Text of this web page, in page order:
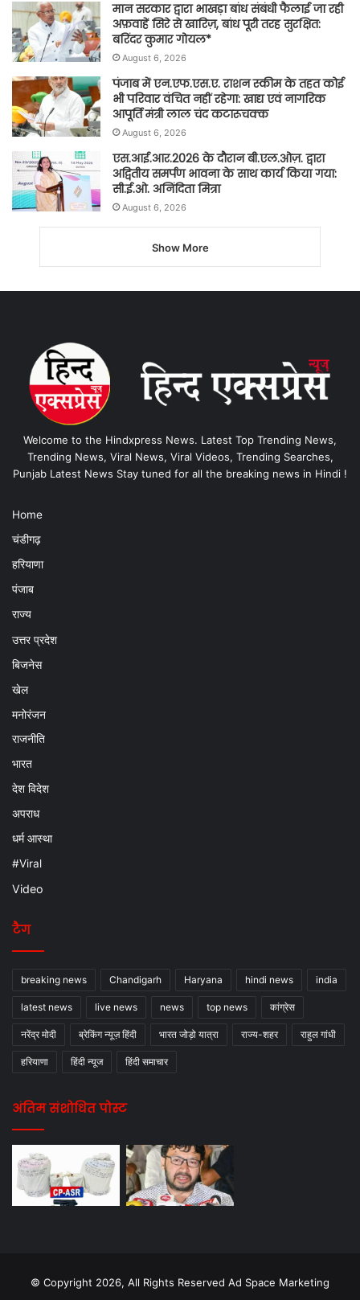
मान सरकार द्वारा भाखड़ा बांध संबंधी फैलाई जा रही
अफ़वाहें सिरे से खारिज़, बांध पूरी तरह सुरक्षित:
बरिंदर कुमार गोयल*
August 6, 2026
पंजाब में एन.एफ.एस.ए. राशन स्कीम के तहत कोई
भी परिवार वंचित नहीं रहेगा: खाद्य एवं नागरिक
आपूर्ति मंत्री लाल चंद कटारूचक्क
August 6, 2026
एस.आई.आर.2026 के दौरान बी.एल.ओज़. द्वारा
अद्वितीय समर्पण भावना के साथ कार्य किया गया:
सी.ई.ओ. अनिंदिता मित्रा
August 6, 2026
Show More
Welcome to the Hindxpress News. Latest Top Trending News,
Trending News, Viral News, Viral Videos, Trending Searches,
Punjab Latest News Stay tuned for all the breaking news in Hindi !
Home
चंडीगढ़
हरियाणा
पंजाब
राज्य
उत्तर प्रदेश
बिजनेस
खेल
मनोरंजन
राजनीति
भारत
देश विदेश
अपराध
धर्म आस्था
#Viral
Video
टैग
breaking news Chandigarh Haryana hindi news india
latest news live news news top news कांग्रेस
नरेंद्र मोदी ब्रेकिंग न्यूज़ हिंदी भारत जोड़ो यात्रा राज्य-शहर राहुल गांधी
हरियाणा हिंदी न्यूज हिंदी समाचार
अंतिम संशोधित पोस्ट
© Copyright 2026, All Rights Reserved Ad Space Marketing